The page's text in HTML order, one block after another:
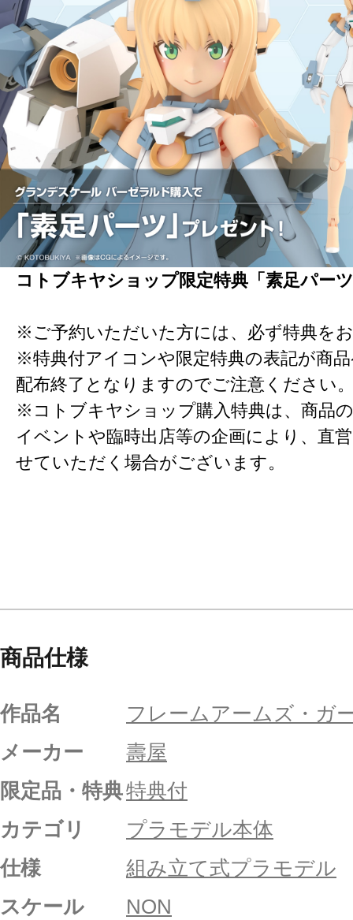
コトブキヤショップ限定特典「素足パー
※ご予約いただいた方には、必ず特典を
※特典付アイコンや限定特典の表記が商
配布終了となりますのでご注意ください
※コトブキヤショップ購入特典は、商品
イベントや臨時出店等の企画により、直
せていただく場合がございます。
商品仕様
作品名
フレームアームズ・ガ
メーカー
壽屋
限定品・特典特典付
カテゴリ
プラモデル本体
仕様
組み立て式プラモデル
スケール
NON